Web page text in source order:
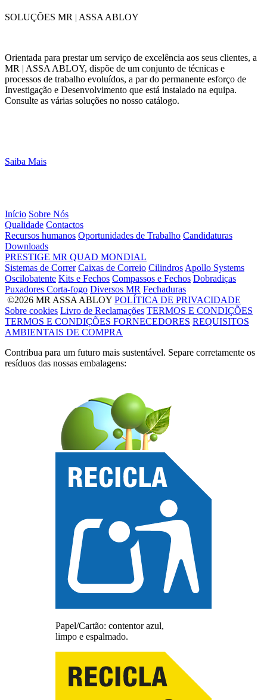
SOLUÇÕES MR | ASSA ABLOY
Orientada para prestar um serviço de excelência aos seus clientes, a
MR | ASSA ABLOY, dispõe de um conjunto de técnicas e
processos de trabalho evoluídos, a par do permanente esforço de
Investigação e Desenvolvimento que está instalado na equipa.
Consulte as várias soluções no nosso catálogo.
Saiba Mais
Início Sobre Nós
Qualidade Contactos
Recursos humanos Oportunidades de Trabalho Candidaturas
Downloads
PRESTIGE MR QUAD MONDIAL
Sistemas de Correr Caixas de Correio Cilindros Apollo Systems
Oscilobatente Kits e Fechos Compassos e Fechos Dobradiças
Puxadores Corta-fogo Diversos MR Fechaduras
©2026 MR ASSA ABLOY POLÍTICA DE PRIVACIDADE
Sobre cookies Livro de Reclamações TERMOS E CONDIÇÕES
TERMOS E CONDIÇÕES FORNECEDORES REQUISITOS
AMBIENTAIS DE COMPRA
Contribua para um futuro mais sustentável. Separe corretamente os
resíduos das nossas embalagens:
Papel/Cartão: contentor azul,
limpo e espalmado.